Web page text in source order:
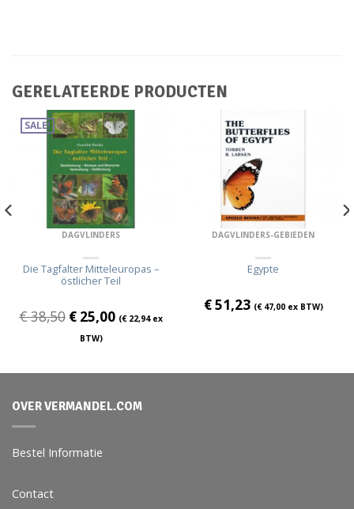
GERELATEERDE PRODUCTEN
SALE!
DAGVLINDERS
Die Tagfalter Mitteleuropas –
östlicher Teil
€38,50 € 25,00 (€22,94ex
BTW)
DAGVLINDERS-GEBIEDEN
Egypte
€51,23 (€47,00ex BTW)
OVER VERMANDEL.COM
Bestel Informatie
Contact